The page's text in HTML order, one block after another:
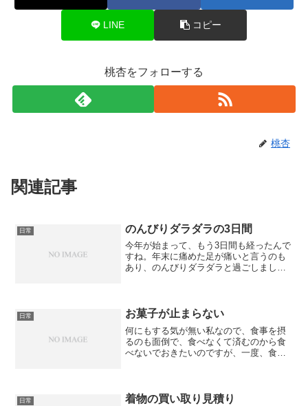
LINE コピー
桃杏をフォローする
桃杏
関連記事
日常 のんびりダラダラの3日間
今年が始まって、もう3日間も経ったんで
すね。年末に痛めた足が痛いと言うのも
あり、のんびりダラダラと過ごしまし
ました。今日は、早歩きで...
日常 お菓子が止まらない
何にもする気が無い私なので、食事を摂
るのも面倒で、食べなくて済むのから食
べないでおきたいのですが、一度、食べ
子、いろんな味のお菓子を交...
日常 着物の買い取り見積り